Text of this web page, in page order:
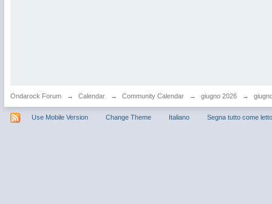
Ondarock Forum → Calendar → Community Calendar → giugno 2026 →
Use Mobile Version Change Theme Italiano Segna tutto come letto